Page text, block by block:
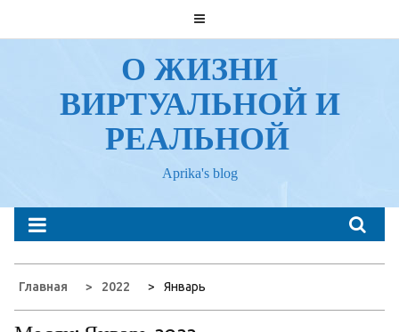
О ЖИЗНИ
ВИРТУАЛЬНОЙ И
РЕАЛЬНОЙ
Aprika's blog
Главная 2022 Январь